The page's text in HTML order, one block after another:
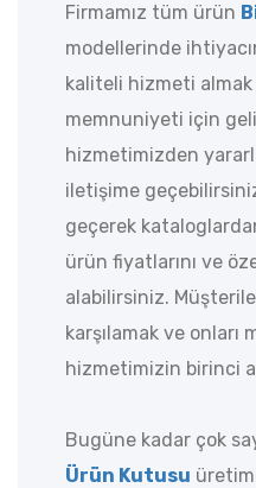
Firmamız tüm ürün
modellerinde
kaliteli hizmeti
memnuniyeti için
hizmetimizden
iletişime
geçerek
ürün fiyatlarını ve
alabilirsiniz.
karşılamak ve onları
hizmetimizin birinci
Bugüne kadar çok
Ürün Kutusu